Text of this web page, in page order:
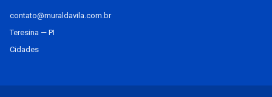
contato@muraldavila.com.br
Teresina — PI
Cidades